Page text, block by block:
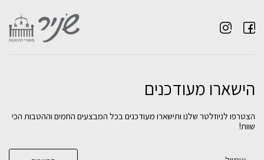
הישארו מעודכנים
הצטרפו לניוזלטר שלנו ותישארו מעודכנים בכל המבצעים החמים וההטבות הכי
שוות!